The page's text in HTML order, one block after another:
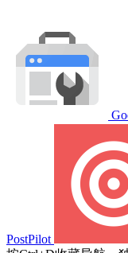
PostPilot